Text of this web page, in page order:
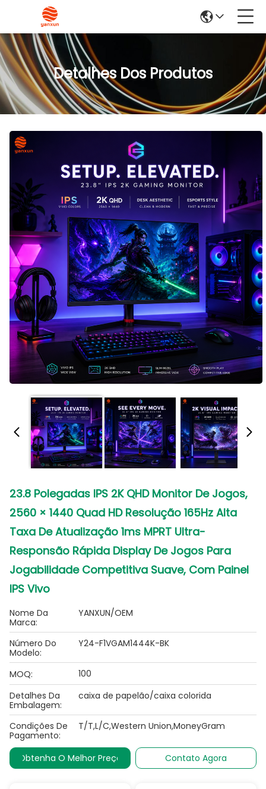
Detalhes Dos Produtos
23.8 Polegadas IPS 2K QHD Monitor De Jogos,
2560 × 1440 Quad HD Resolução 165Hz Alta
Taxa De Atualização 1ms MPRT Ultra-
Responsão Rápida Display De Jogos Para
Jogabilidade Competitiva Suave, Com Painel
IPS Vivo
Nome Da
Marca:
YANXUN/OEM
Número Do
Modelo:
Y24-F1VGAM1444K-BK
MOQ:
100
Detalhes Da
Embalagem:
caixa de papelão/caixa colorida
Condições De
Pagamento:
T/T,L/C,Western Union,MoneyGram
Obtenha O Melhor Preço Contato Agora